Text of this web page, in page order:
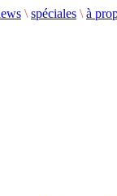
\ spéciales \ à